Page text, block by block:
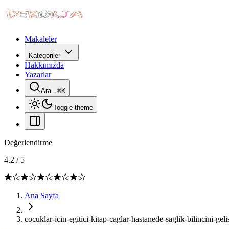
Makaleler
Kategoriler
Hakkımızda
Yazarlar
Ara...⌘K
Toggle theme
Değerlendirme
4.2 / 5
Ana Sayfa
cocuklar-icin-egitici-kitap-caglar-hastanede-saglik-bilincini-